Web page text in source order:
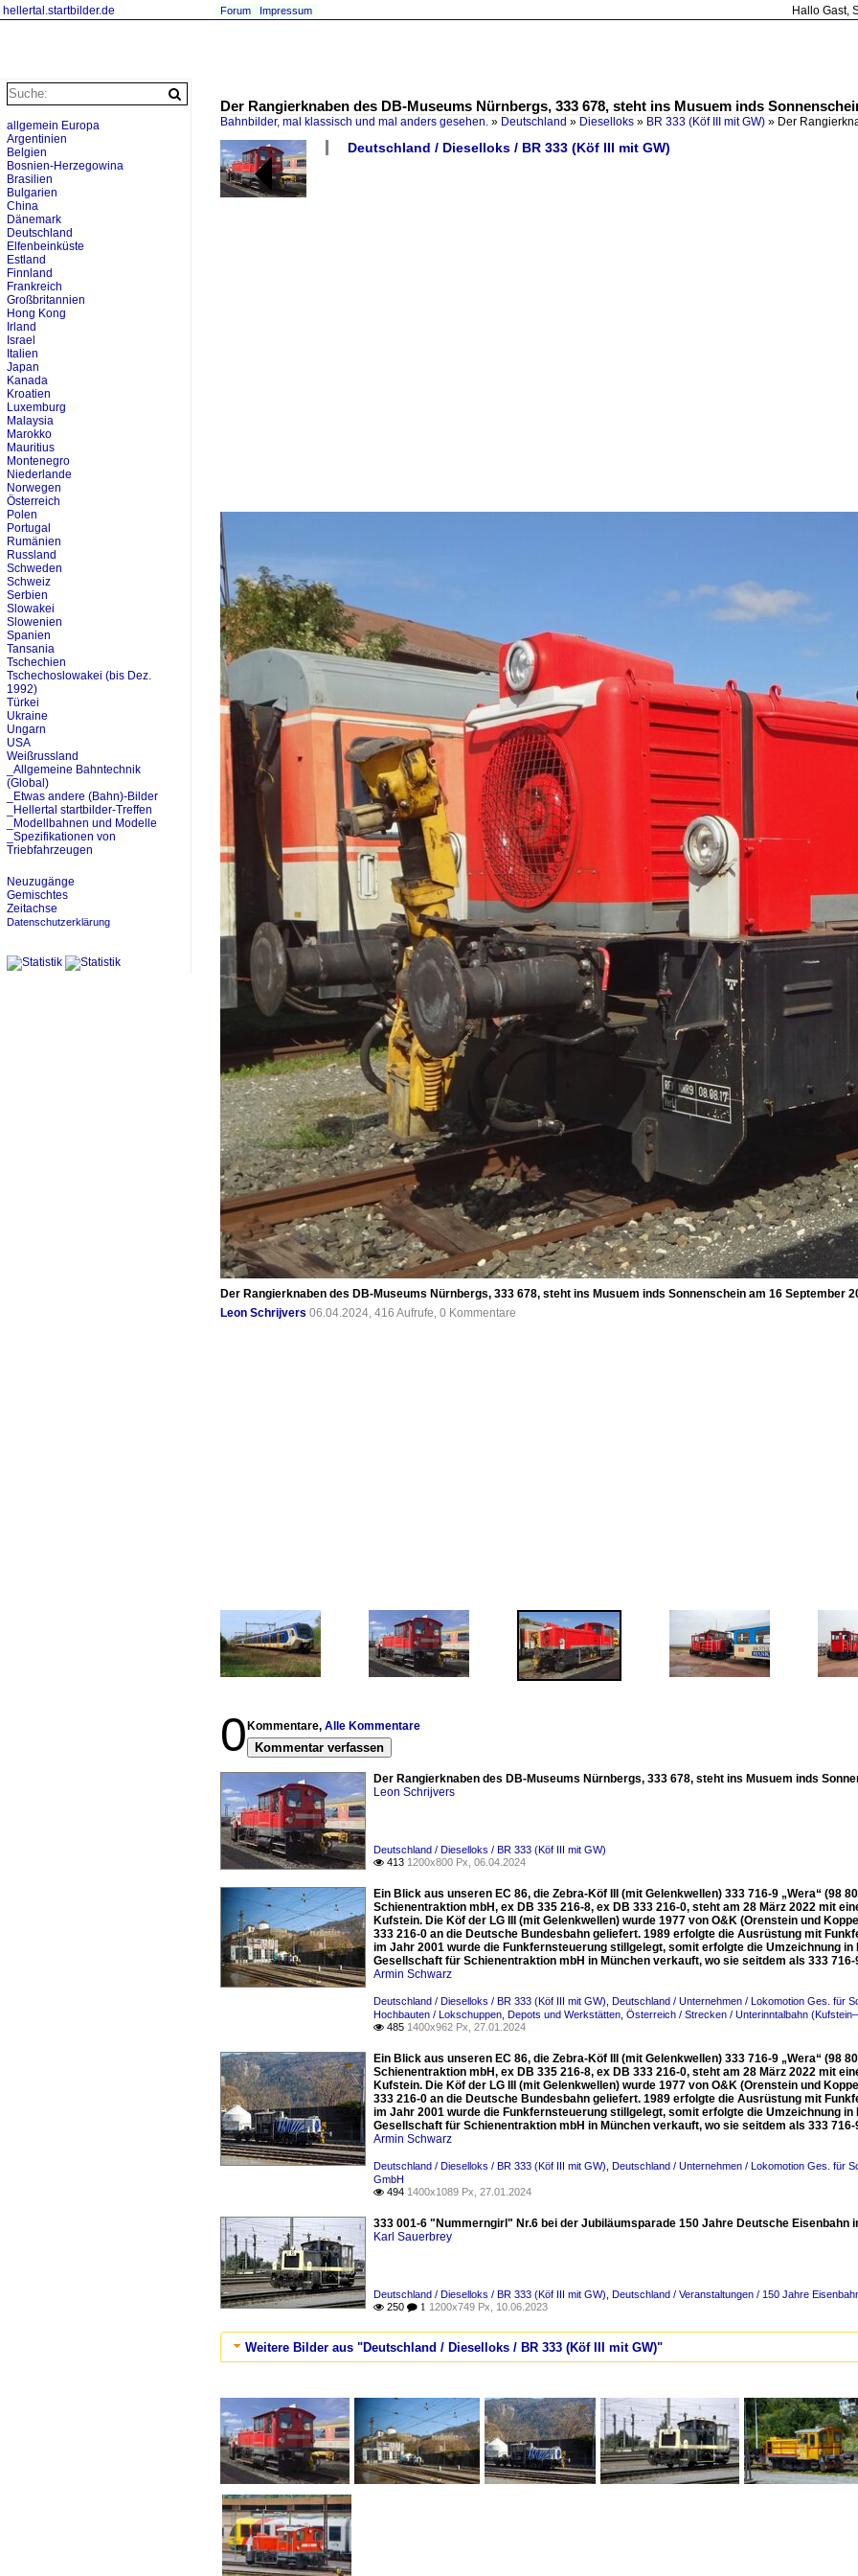
hellertal.startbilder.de Hallo Gast,
Forum Impressum
Der Rangierknaben des DB-Museums Nürnbergs, 333 678, steht ins Musuem inds
Bahnbilder, mal klassisch und mal anders gesehen. » Deutschland » Dieselloks » BR 333 (Köf III mit GW) » Der
Deutschland / Dieselloks / BR 333 (Köf III mit GW)
Der Rangierknaben des DB-Museums Nürnbergs, 333 678, steht ins Musuem inds Sonnenschein am 16 September
Leon Schrijvers 06.04.2024, 416 Aufrufe, 0 Kommentare
0 Kommentare, Alle Kommentare
Kommentar verfassen
Der Rangierknaben des DB-Museums Nürnbergs, 333 678, steht ins Musuem inds
Leon Schrijvers
Deutschland / Dieselloks / BR 333 (Köf III mit GW)
 413 1200x800 Px, 06.04.2024
Ein Blick aus unseren EC 86, die Zebra-Köf III (mit Gelenkwellen) 333 716-9 „Wera“ (98
Schienentraktion mbH, ex DB 335 216-8, ex DB 333 216-0, steht am 28 März 2022 mit
Kufstein. Die Köf der LG III (mit Gelenkwellen) wurde 1977 von O&K (Orenstein und
333 216-0 an die Deutsche Bundesbahn geliefert. 1989 erfolgte die Ausrüstung mit
im Jahr 2001 wurde die Funkfernsteuerung stillgelegt, somit erfolgte die Umzeichnung
Gesellschaft für Schienentraktion mbH in München verkauft, wo sie seitdem als 333
Armin Schwarz
Deutschland / Dieselloks / BR 333 (Köf III mit GW) Deutschland / Unternehmen / Lokomotion Ges. für
Hochbauten / Lokschuppen, Depots und Werkstätten Österreich / Strecken / Unterinntalbahn
 485 1400x962 Px, 27.01.2024
Ein Blick aus unseren EC 86, die Zebra-Köf III (mit Gelenkwellen) 333 716-9 „Wera“ (98
Schienentraktion mbH, ex DB 335 216-8, ex DB 333 216-0, steht am 28 März 2022 mit
Kufstein. Die Köf der LG III (mit Gelenkwellen) wurde 1977 von O&K (Orenstein und
333 216-0 an die Deutsche Bundesbahn geliefert. 1989 erfolgte die Ausrüstung mit
im Jahr 2001 wurde die Funkfernsteuerung stillgelegt, somit erfolgte die Umzeichnung
Gesellschaft für Schienentraktion mbH in München verkauft, wo sie seitdem als 333
Armin Schwarz
Deutschland / Dieselloks / BR 333 (Köf III mit GW) Deutschland / Unternehmen / Lokomotion Ges. für
GmbH
 494 1400x1089 Px, 27.01.2024
333 001-6 "Nummerngirl" Nr.6 bei der Jubiläumsparade 150 Jahre Deutsche Eisenbahn
Karl Sauerbrey
Deutschland / Dieselloks / BR 333 (Köf III mit GW) Deutschland / Veranstaltungen / 150 Jahre
 250  1 1200x749 Px, 10.06.2023
Weitere Bilder aus "Deutschland / Dieselloks / BR 333 (Köf III mit GW)"
allgemein Europa
Argentinien
Belgien
Bosnien-Herzegowina
Brasilien
Bulgarien
China
Dänemark
Deutschland
Elfenbeinküste
Estland
Finnland
Frankreich
Großbritannien
Hong Kong
Irland
Israel
Italien
Japan
Kanada
Kroatien
Luxemburg
Malaysia
Marokko
Mauritius
Montenegro
Niederlande
Norwegen
Österreich
Polen
Portugal
Rumänien
Russland
Schweden
Schweiz
Serbien
Slowakei
Slowenien
Spanien
Tansania
Tschechien
Tschechoslowakei (bis Dez.
1992)
Türkei
Ukraine
Ungarn
USA
Weißrussland
_Allgemeine Bahntechnik
(Global)
_Etwas andere (Bahn)-Bilder
_Hellertal startbilder-Treffen
_Modellbahnen und Modelle
_Spezifikationen von
Triebfahrzeugen
Neuzugänge
Gemischtes
Zeitachse
Datenschutzerklärung